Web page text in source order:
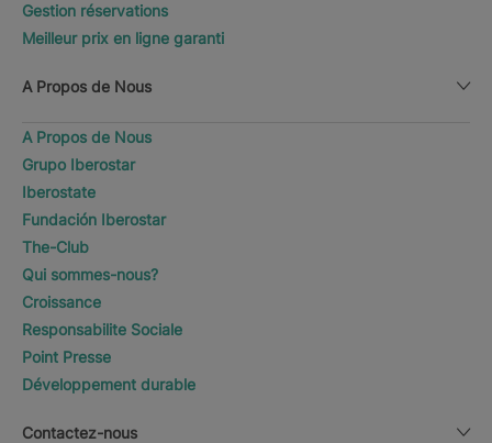
Gestion réservations
Meilleur prix en ligne garanti
A Propos de Nous
A Propos de Nous
Grupo Iberostar
Iberostate
Fundación Iberostar
The-Club
Qui sommes-nous?
Croissance
Responsabilite Sociale
Point Presse
Développement durable
Contactez-nous